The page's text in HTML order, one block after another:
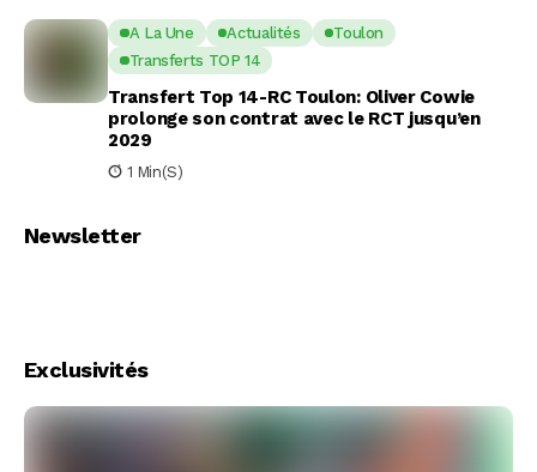
A La Une Actualités
Toulon
Transferts TOP 14
Transfert Top 14-RC Toulon: Oliver Cowie
prolonge son contrat avec le RCT jusqu’en
2029
1 Min(s)
Newsletter
Exclusivités